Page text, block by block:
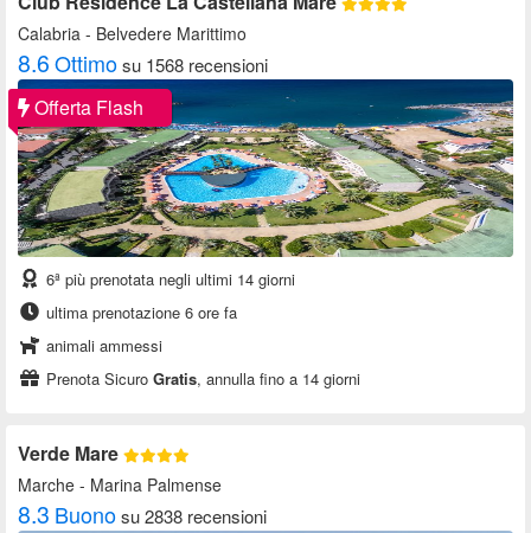
Calabria - Belvedere Marittimo
8.6Ottimosu 1568 recensioni
Offerta Flash
6ª più prenotata negli ultimi 14 giorni
ultima prenotazione 6 ore fa
animali ammessi
Prenota Sicuro Gratis, annulla fino a 14 giorni
Verde Mare
Marche - Marina Palmense
8.3 Buonosu 2838 recensioni